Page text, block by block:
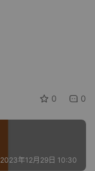
0 0
2023年12月29日 10:30